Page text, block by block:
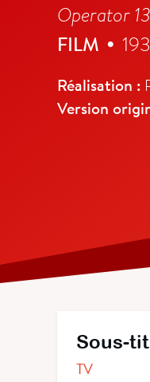
Operator 13
FILM •
Réalisation :
Version
Sous-
TV